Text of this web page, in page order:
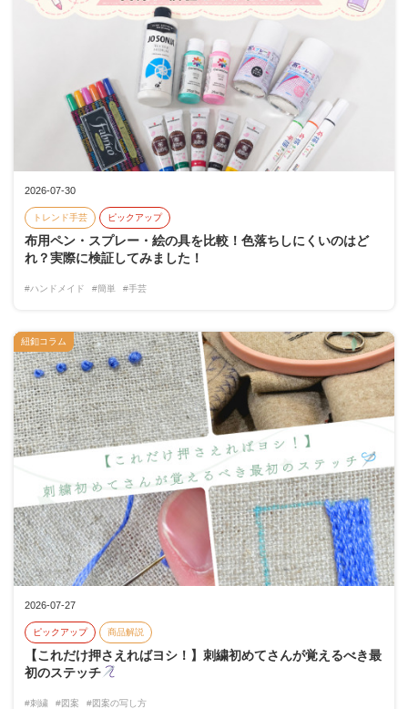
2026-07-30
トレンド手芸 ピックアップ
布用ペン・スプレー・絵の具を比較！色落ちしにくいのはど
れ？実際に検証してみました！
#ハンドメイド #簡単 #手芸
2026-07-27
ピックアップ 商品解説
【これだけ押さえればヨシ！】刺繍初めてさんが覚えるべき最
初のステッチ
#刺繍 #図案 #図案の写し方
紐釦コラム